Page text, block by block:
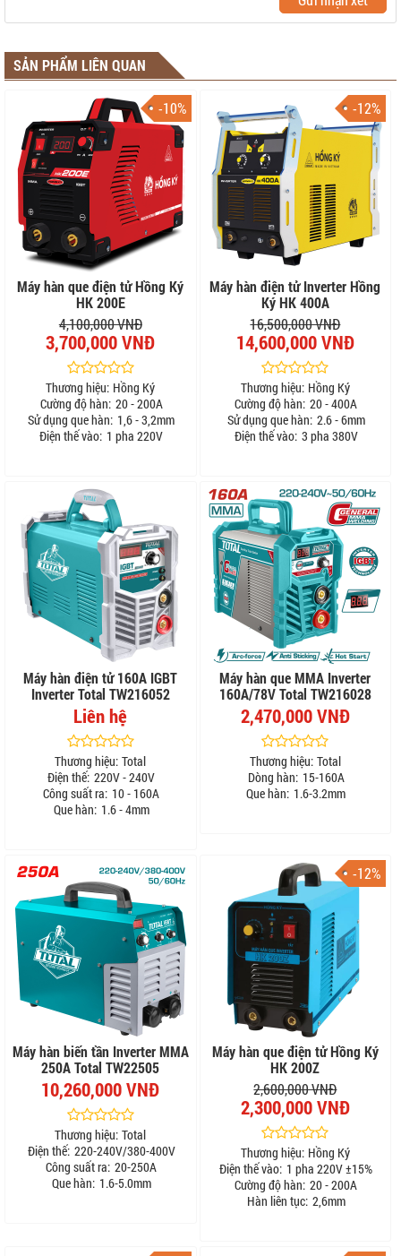
SẢN PHẨM LIÊN QUAN
-10%
Máy hàn que điện tử Hồng Ký
HK 200E
4,100,000 VNĐ
3,700,000 VNĐ
Thương hiệu: Hồng Ký
Cường độ hàn: 20 - 200A
Sử dụng que hàn: 1,6 - 3,2mm
Điện thế vào: 1 pha 220V
-12%
Máy hàn điện tử Inverter Hồng
Ký HK 400A
16,500,000 VNĐ
14,600,000 VNĐ
Thương hiệu: Hồng Ký
Cường độ hàn: 20 - 400A
Sử dụng que hàn: 2.6 - 6mm
Điện thế vào: 3 pha 380V
Máy hàn điện tử 160A IGBT
Inverter Total TW216052
Liên hệ
Thương hiệu: Total
Điện thế: 220V - 240V
Công suất ra: 10 - 160A
Que hàn: 1.6 - 4mm
Máy hàn que MMA Inverter
160A/78V Total TW216028
2,470,000 VNĐ
Thương hiệu: Total
Dòng hàn: 15-160A
Que hàn: 1.6-3.2mm
Máy hàn biến tần Inverter MMA
250A Total TW22505
10,260,000 VNĐ
Thương hiệu: Total
Điện thế: 220-240V/380-400V
Công suất ra: 20-250A
Que hàn: 1.6-5.0mm
-12%
Máy hàn que điện tử Hồng Ký
HK 200Z
2,600,000 VNĐ
2,300,000 VNĐ
Thương hiệu: Hồng Ký
Điện thế vào: 1 pha 220V ±15%
Cường độ hàn: 20 - 200A
Hàn liên tục: 2,6mm